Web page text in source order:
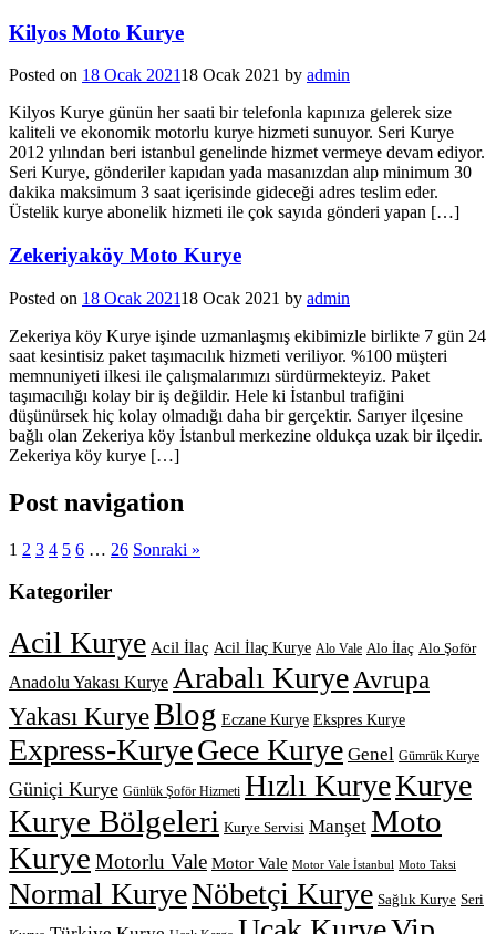
Kilyos Moto Kurye
Posted on 18 Ocak 202118 Ocak 2021 by admin
Kilyos Kurye günün her saati bir telefonla kapınıza gelerek size
kaliteli ve ekonomik motorlu kurye hizmeti sunuyor. Seri Kurye
2012 yılından beri istanbul genelinde hizmet vermeye devam ediyor.
Seri Kurye, gönderiler kapıdan yada masanızdan alıp minimum 30
dakika maksimum 3 saat içerisinde gideceği adres teslim eder.
Üstelik kurye abonelik hizmeti ile çok sayıda gönderi yapan […]
Zekeriyaköy Moto Kurye
Posted on 18 Ocak 202118 Ocak 2021 by admin
Zekeriya köy Kurye işinde uzmanlaşmış ekibimizle birlikte 7 gün 24
saat kesintisiz paket taşımacılık hizmeti veriliyor. %100 müşteri
memnuniyeti ilkesi ile çalışmalarımızı sürdürmekteyiz. Paket
taşımacılığı kolay bir iş değildir. Hele ki İstanbul trafiğini
düşünürsek hiç kolay olmadığı daha bir gerçektir. Sarıyer ilçesine
bağlı olan Zekeriya köy İstanbul merkezine oldukça uzak bir ilçedir.
Zekeriya köy kurye […]
Post navigation
1 2 3 4 5 6 … 26 Sonraki »
Kategoriler
Acil Kurye Acil İlaç Acil İlaç Kurye Alo Vale Alo İlaç Alo Şoför
Anadolu Yakası Kurye Arabalı Kurye Avrupa
Yakası KuryeBlog Eczane Kurye Ekspres Kurye
Express-KuryeGece Kurye Genel Gümrük Kurye
Güniçi Kurye Günlük Şoför Hizmeti Hızlı KuryeKurye
Kurye Bölgeleri Kurye Servisi Manşet Moto
Kurye Motorlu Vale Motor Vale Motor Vale İstanbul Moto Taksi
Normal KuryeNöbetçi Kurye Sağlık Kurye Seri